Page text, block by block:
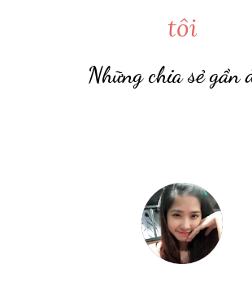
tôi
Những chia sẻ gần